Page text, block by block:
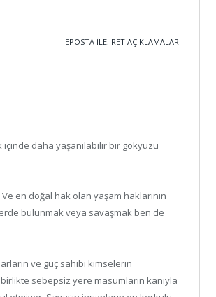
EPOSTA ILE, RET AÇIKLAMALARI
içinde daha yaşanılabilir bir gökyüzü
en doğal hak olan yaşam haklarının
bulunmak veya savaşmak ben de
ve güç sahibi kimselerin
sebepsiz yere masumların kanıyla